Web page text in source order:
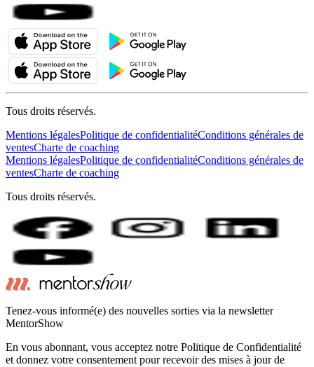
Tous droits réservés.
Mentions légalesPolitique de confidentialitéConditions générales de
ventesCharte de coaching
Mentions légalesPolitique de confidentialitéConditions générales de
ventesCharte de coaching
Tous droits réservés.
Tenez-vous informé(e) des nouvelles sorties via la newsletter
MentorShow
En vous abonnant, vous acceptez notre Politique de Confidentialité
et donnez votre consentement pour recevoir des mises à jour de